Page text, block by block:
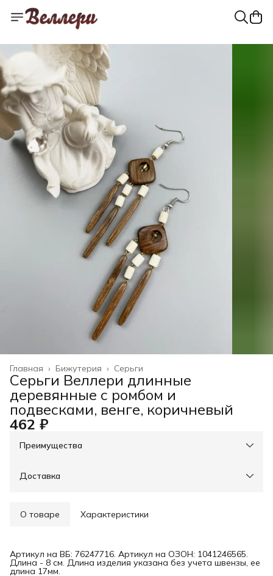
Серьги
Бижутерия ›
Главная ›
Серьги Веллери длинные
деревянные с ромбом и
подвесками, венге, коричневый
462 ₽
Преимущества
При оплате онлайн - скидка на доставку 30%, свыше
Доставка
О товаре Характеристики
Артикул на ВБ: 76247716. Артикул на ОЗОН: 1041246565.
Длина - 8 см. Длина изделия указана без учета швензы, ее
длина 17мм.